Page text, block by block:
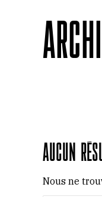
Aucun
Nous ne